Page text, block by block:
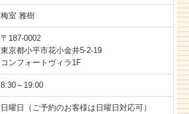
梅室 雅樹
〒187-0002
東京都小平市花小金井5-2-19
コンフォートヴィラ1F
8:30～19:00
日曜日（ご予約のお客様は日曜日対応可）